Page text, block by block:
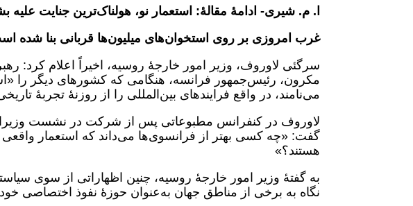
ا. م. شیری- ادامۀ مقالۀ: استعمار نو، هولناک‌ترین جنایت علیه
غرب امروزی بر روی استخوان‌های میلیون‌ها قربانی بنا شده
سرگئی لاوروف، وزیر امور خارجۀ روسیه، اخیراً اعلام کرد:
مکرون، رئیس‌جمهور فرانسه، هنگامی که کشورهای دیگر را
می‌نامند، در واقع فرایندهای بین‌المللی را از روزنۀ تجربۀ
گفت: «چه کسی بهتر از فرانسوی‌ها می‌داند که استعمار
هستند؟»
به گفتۀ وزیر امور خارجۀ روسیه، چنین اظهاراتی از سوی
نگاه به برخی از مناطق جهان به‌عنوان حوزۀ نفوذ اختصاصی